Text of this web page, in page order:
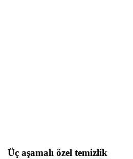
Üç aşamalı özel temizlik